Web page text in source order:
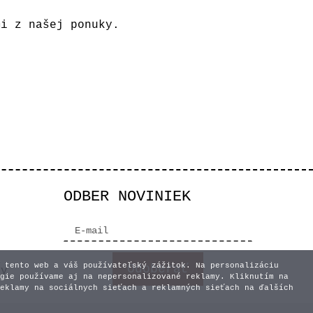
z našej ponuky.
ODBER NOVINIEK
tento web a váš používateľský zážitok. Na personalizáciu
používame aj na nepersonalizované reklamy. Kliknutím na
na sociálnych sieťach a reklamných sieťach na ďalších